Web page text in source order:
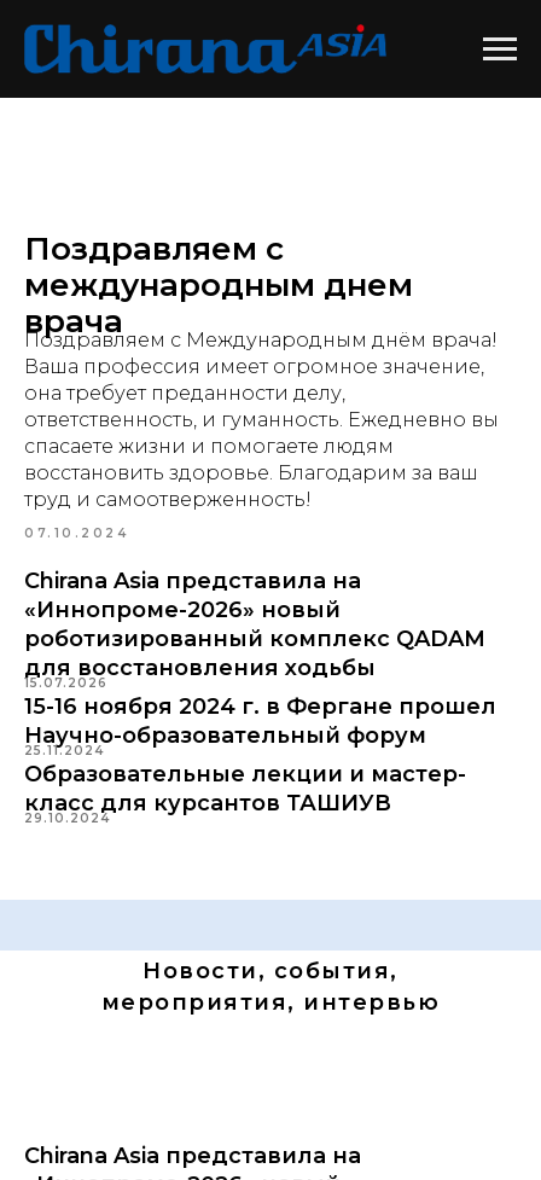
Поздравляем с
международным днем
врача
Поздравляем с Международным днём врача!
Ваша профессия имеет огромное значение,
она требует преданности делу,
ответственность, и гуманность. Ежедневно вы
спасаете жизни и помогаете людям
восстановить здоровье. Благодарим за ваш
труд и самоотверженность!
07.10.2024
Chirana Asia представила на
«Иннопроме-2026» новый
роботизированный комплекс QADAM
для восстановления ходьбы
15.07.2026
15-16 ноября 2024 г. в Фергане прошел
Научно-образовательный форум
25.11.2024
Образовательные лекции и мастер-
класс для курсантов ТАШИУВ
29.10.2024
Новости, события,
мероприятия, интервью
Chirana Asia представила на